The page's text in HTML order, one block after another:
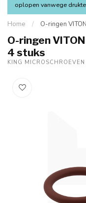
oplopen vanwege
Home / O-ringen
O-ringen
4 stuks
KING MICROSCHROEVEN